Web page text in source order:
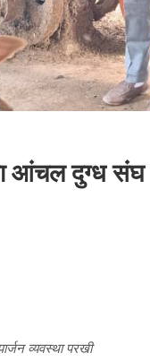
आंचल दुग्ध संघ
व्यवस्था परखी